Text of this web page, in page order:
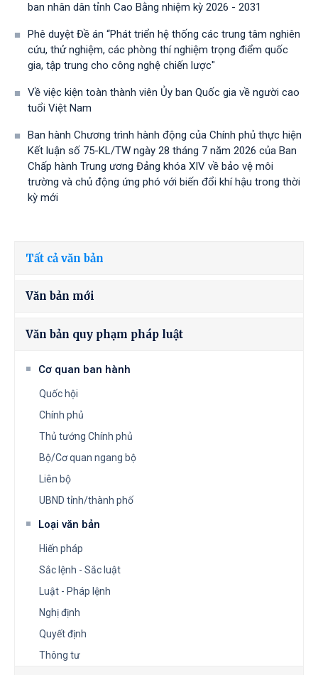
ban nhân dân tỉnh Cao Bằng nhiệm kỳ 2026 - 2031
Phê duyệt Đề án “Phát triển hệ thống các trung tâm nghiên
cứu, thử nghiệm, các phòng thí nghiệm trọng điểm quốc
gia, tập trung cho công nghệ chiến lược"
Về việc kiện toàn thành viên Ủy ban Quốc gia về người cao
tuổi Việt Nam
Ban hành Chương trình hành động của Chính phủ thực hiện
Kết luận số 75-KL/TW ngày 28 tháng 7 năm 2026 của Ban
Chấp hành Trung ương Đảng khóa XIV về bảo vệ môi
trường và chủ động ứng phó với biến đổi khí hậu trong thời
kỳ mới
Tất cả văn bản
Văn bản mới
Văn bản quy phạm pháp luật
Cơ quan ban hành
Quốc hội
Chính phủ
Thủ tướng Chính phủ
Bộ/Cơ quan ngang bộ
Liên bộ
UBND tỉnh/thành phố
Loại văn bản
Hiến pháp
Sắc lệnh - Sắc luật
Luật - Pháp lệnh
Nghị định
Quyết định
Thông tư